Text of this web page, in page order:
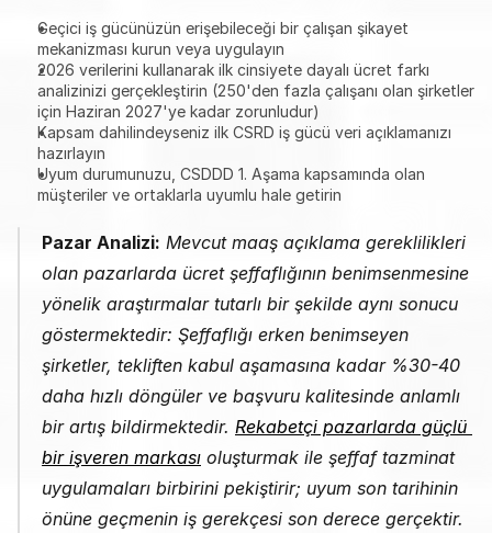
Geçici iş gücünüzün erişebileceği bir çalışan şikayet
mekanizması kurun veya uygulayın
2026 verilerini kullanarak ilk cinsiyete dayalı ücret farkı
analizinizi gerçekleştirin (250'den fazla çalışanı olan şirketler
için Haziran 2027'ye kadar zorunludur)
Kapsam dahilindeyseniz ilk CSRD iş gücü veri açıklamanızı
hazırlayın
Uyum durumunuzu, CSDDD 1. Aşama kapsamında olan
müşteriler ve ortaklarla uyumlu hale getirin
Pazar Analizi: Mevcut maaş açıklama gereklilikleri
olan pazarlarda ücret şeffaflığının benimsenmesine
yönelik araştırmalar tutarlı bir şekilde aynı sonucu
göstermektedir: Şeffaflığı erken benimseyen
şirketler, tekliften kabul aşamasına kadar %30-40
daha hızlı döngüler ve başvuru kalitesinde anlamlı
bir artış bildirmektedir. Rekabetçi pazarlarda güçlü
bir işveren markası oluşturmak ile şeffaf tazminat
uygulamaları birbirini pekiştirir; uyum son tarihinin
önüne geçmenin iş gerekçesi son derece gerçektir.